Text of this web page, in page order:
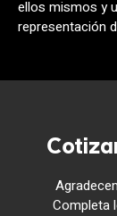
ellos mismos y
representación
Completa